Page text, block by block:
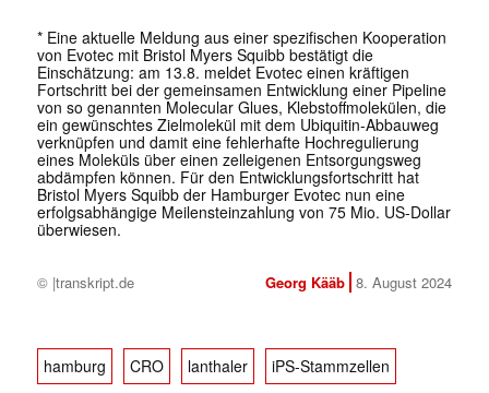
* Eine aktuelle Meldung aus einer spezifischen Kooperation
von Evotec mit Bristol Myers Squibb bestätigt die
Einschätzung: am 13.8. meldet Evotec einen kräftigen
Fortschritt bei der gemeinsamen Entwicklung einer Pipeline
von so genannten Molecular Glues, Klebstoffmolekülen, die
ein gewünschtes Zielmolekül mit dem Ubiquitin-Abbauweg
verknüpfen und damit eine fehlerhafte Hochregulierung
eines Moleküls über einen zelleigenen Entsorgungsweg
abdämpfen können. Für den Entwicklungsfortschritt hat
Bristol Myers Squibb der Hamburger Evotec nun eine
erfolgsabhängige Meilensteinzahlung von 75 Mio. US-Dollar
überwiesen.
© |transkript.de Georg Kääb 8. August 2024
hamburg CRO lanthaler iPS-Stammzellen